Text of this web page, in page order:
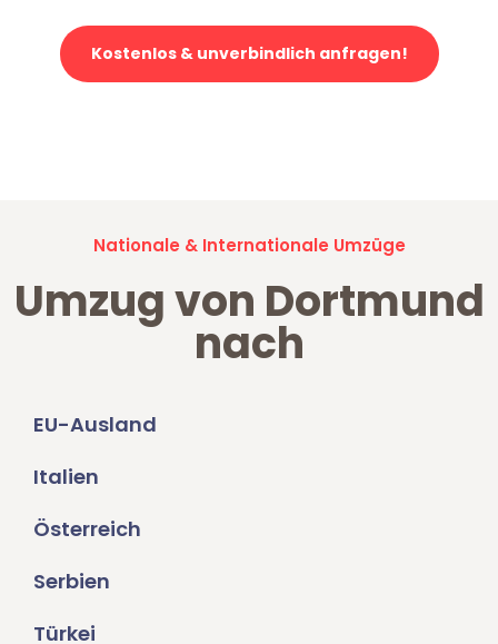
Kostenlos & unverbindlich anfragen!
Nationale & Internationale Umzüge
Umzug von Dortmund
nach
EU-Ausland
Italien
Österreich
Serbien
Türkei